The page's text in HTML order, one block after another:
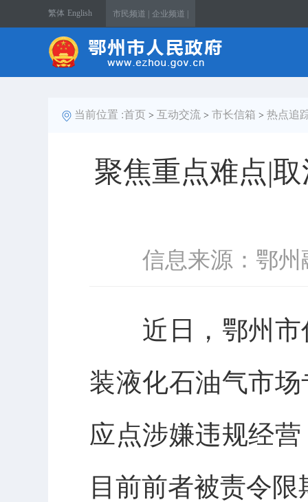
繁体 English 市民频道 | 企业频道 |
当前位置 :首页 > 互动交流 > 市长信箱 > 热点追
聚焦重点难点|
信息来源：鄂州
近日，鄂州
装液化石油气市
应点涉嫌违规经
目前前者被责令